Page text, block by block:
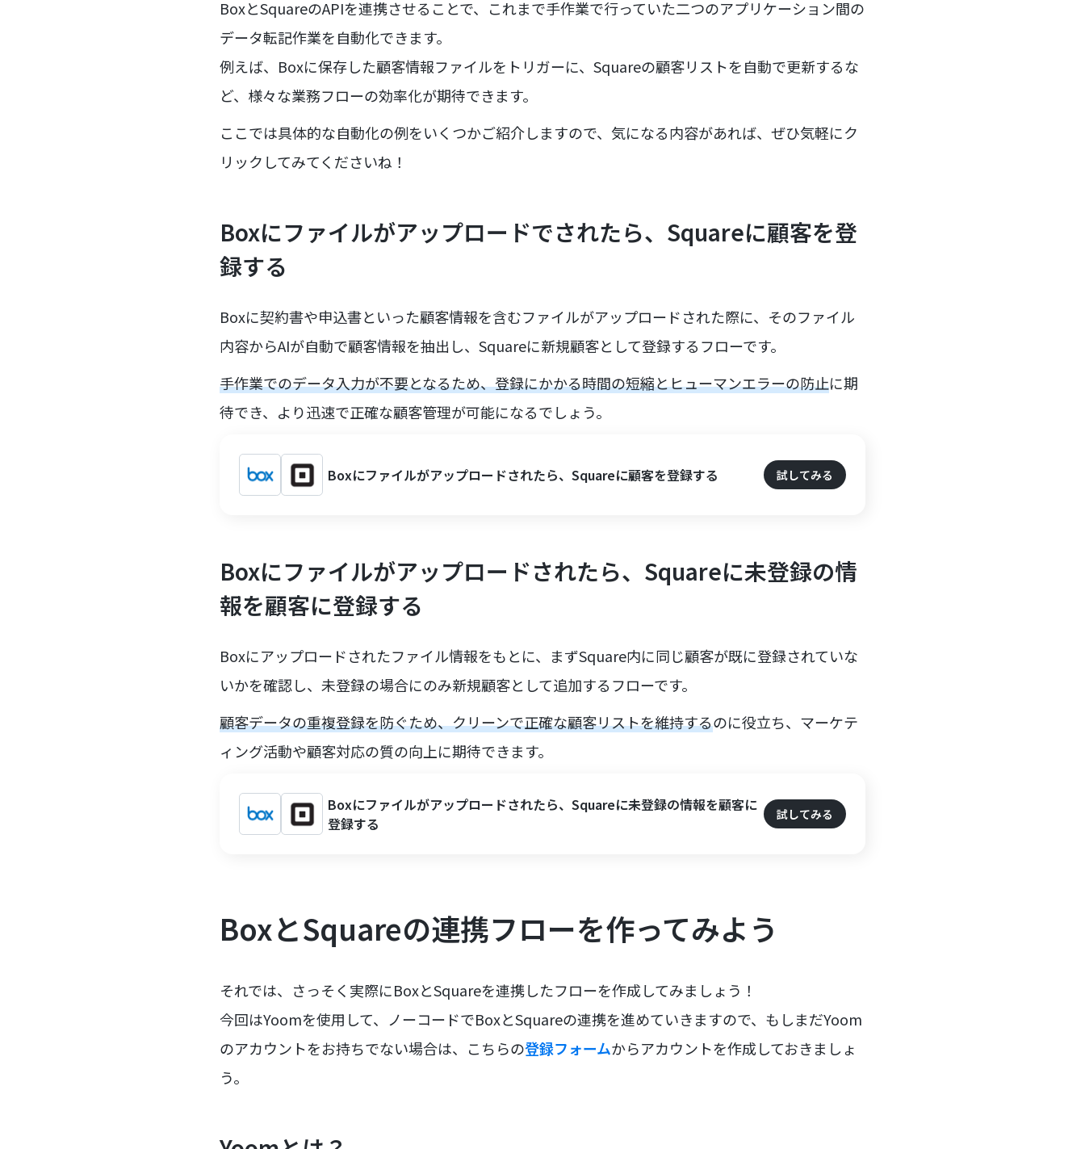
BoxとSquareのAPIを連携させることで、これまで手作業で行っていた二つのアプリケーション間の
データ転記作業を自動化できます。
例えば、Boxに保存した顧客情報ファイルをトリガーに、Squareの顧客リストを自動で更新するな
ど、様々な業務フローの効率化が期待できます。
ここでは具体的な自動化の例をいくつかご紹介しますので、気になる内容があれば、ぜひ気軽にク
リックしてみてくださいね！
Boxにファイルがアップロードでされたら、Squareに顧客を登
録する
Boxに契約書や申込書といった顧客情報を含むファイルがアップロードされた際に、そのファイル
内容からAIが自動で顧客情報を抽出し、Squareに新規顧客として登録するフローです。
手作業でのデータ入力が不要となるため、登録にかかる時間の短縮とヒューマンエラーの防止に期
待でき、より迅速で正確な顧客管理が可能になるでしょう。
Boxにファイルがアップロードされたら、Squareに顧客を登録する 試してみる
Boxにファイルがアップロードされたら、Squareに未登録の情
報を顧客に登録する
Boxにアップロードされたファイル情報をもとに、まずSquare内に同じ顧客が既に登録されていな
いかを確認し、未登録の場合にのみ新規顧客として追加するフローです。
顧客データの重複登録を防ぐため、クリーンで正確な顧客リストを維持するのに役立ち、マーケテ
ィング活動や顧客対応の質の向上に期待できます。
Boxにファイルがアップロードされたら、Squareに未登録の情報を顧客に
登録する
試してみる
BoxとSquareの連携フローを作ってみよう
それでは、さっそく実際にBoxとSquareを連携したフローを作成してみましょう！
今回はYoomを使用して、ノーコードでBoxとSquareの連携を進めていきますので、もしまだYoom
のアカウントをお持ちでない場合は、こちらの登録フォームからアカウントを作成しておきましょ
う。